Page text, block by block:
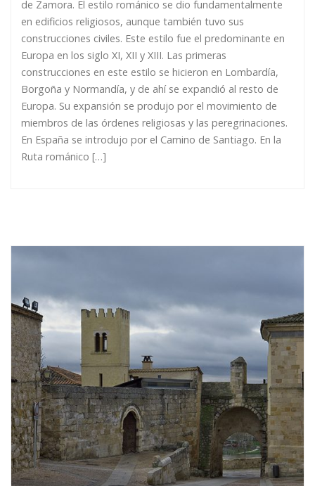
de Zamora. El estilo románico se dio fundamentalmente
en edificios religiosos, aunque también tuvo sus
construcciones civiles. Este estilo fue el predominante en
Europa en los siglo XI, XII y XIII. Las primeras
construcciones en este estilo se hicieron en Lombardía,
Borgoña y Normandía, y de ahí se expandió al resto de
Europa. Su expansión se produjo por el movimiento de
miembros de las órdenes religiosas y las peregrinaciones.
En España se introdujo por el Camino de Santiago. En la
Ruta románico […]